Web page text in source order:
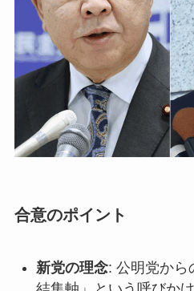
合意のポイント
新党の理念: 公明党から